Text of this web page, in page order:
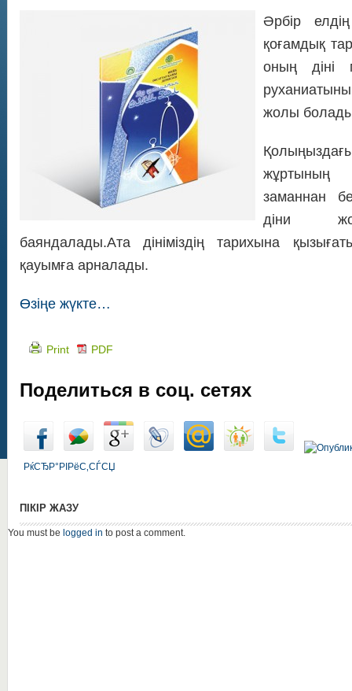
Әрбір
қоғамдық
оның діні
жолы
заманнан
діни
баяндалады.Ата дініміздің тарихына
қауымға арналады.
Өзіңе жүкте…
Print PDF
Поделиться в соц. сетях
РќСЂР°РІРёС‚СЃСЏ
ПІКІР ЖАЗУ
You must be logged in to post a comment.